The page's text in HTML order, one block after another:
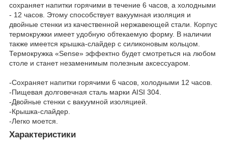
сохраняет напитки горячими в течение 6 часов, а холодными
- 12 часов. Этому способствует вакуумная изоляция и
двойные стенки из качественной нержавеющей стали. Корпус
термокружки имеет удобную обтекаемую форму. В наличии
также имеется крышка-слайдер с силиконовым кольцом.
Термокружка «Sense» эффектно будет смотреться на любом
столе и станет незаменимым полезным аксессуаром.
-Сохраняет напитки горячими 6 часов, холодными 12 часов.
-Пищевая долговечная сталь марки AISI 304.
-Двойные стенки с вакуумной изоляцией.
-Крышка-слайдер.
-Легко моется.
Характеристики